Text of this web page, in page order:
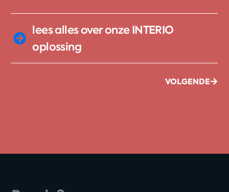
lees alles over onze INTERIO
oplossing
VOLGENDE